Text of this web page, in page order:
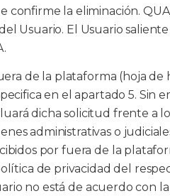
la eliminación.
Usuario. El Usuario
de la plataforma (hoja
en el apartado 5. Sin
dicha solicitud frente a
administrativas o
por fuera de la
de privacidad del
no está de acuerdo con